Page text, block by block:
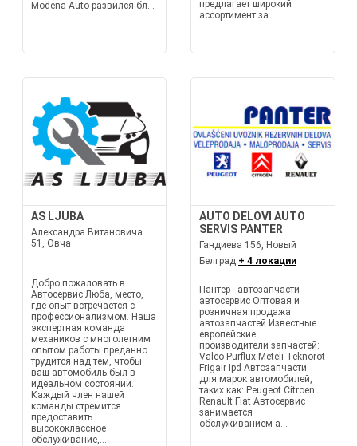
Modena Auto развился бл...
предлагает широкий
ассортимент за...
AS LJUBA
Александра Витановича
51, Овча
Добро пожаловать в
Автосервис Люба, место,
где опыт встречается с
профессионализмом. Наша
экспертная команда
механиков с многолетним
опытом работы преданно
трудится над тем, чтобы
ваш автомобиль был в
идеальном состоянии.
Каждый член нашей
команды стремится
предоставить
высококлассное
обслуживание,...
AUTO DELOVI AUTO
SERVIS PANTER
Гандиева 156, Новый
Белград + 4 локации
Пантер - автозапчасти -
автосервис Оптовая и
розничная продажа
автозапчастей Известные
европейские
производители запчастей:
Valeo Purflux Meteli Teknorot
Frigair Ipd Автозапчасти
для марок автомобилей,
таких как: Peugeot Citroen
Renault Fiat Автосервис
занимается
обслуживанием а...